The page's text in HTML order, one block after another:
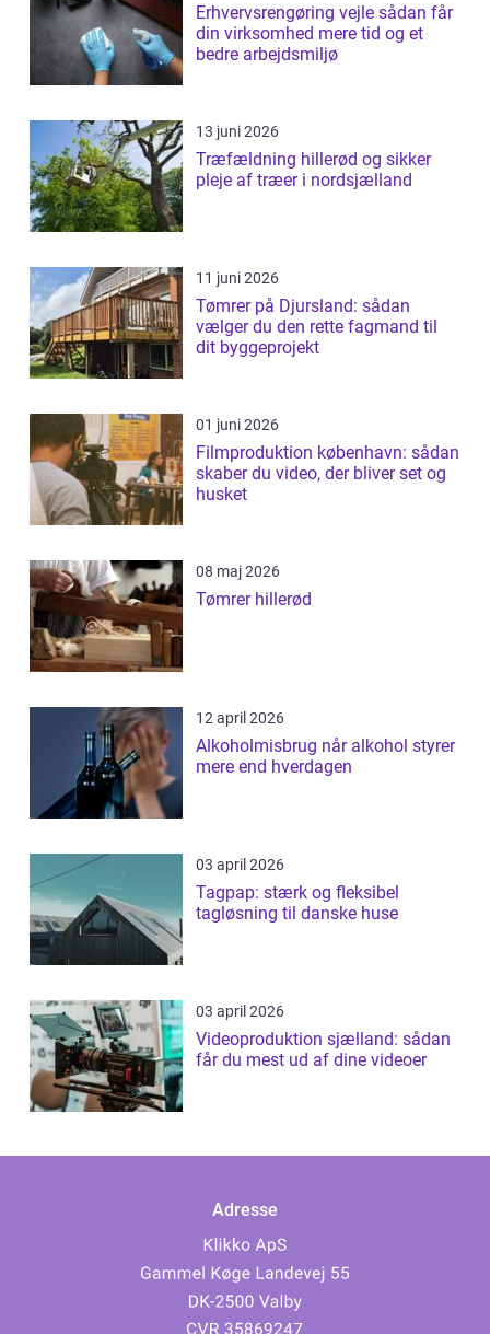
Erhvervsrengøring vejle sådan får
din virksomhed mere tid og et
bedre arbejdsmiljø
13 juni 2026
Træfældning hillerød og sikker
pleje af træer i nordsjælland
11 juni 2026
Tømrer på Djursland: sådan
vælger du den rette fagmand til
dit byggeprojekt
01 juni 2026
Filmproduktion københavn: sådan
skaber du video, der bliver set og
husket
08 maj 2026
Tømrer hillerød
12 april 2026
Alkoholmisbrug når alkohol styrer
mere end hverdagen
03 april 2026
Tagpap: stærk og fleksibel
tagløsning til danske huse
03 april 2026
Videoproduktion sjælland: sådan
får du mest ud af dine videoer
Adresse